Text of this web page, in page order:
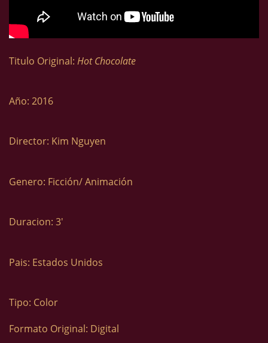
Titulo Original: Hot Chocolate
Año: 2016
Director: Kim Nguyen
Genero: Ficción/ Animación
Duracion: 3′
Pais: Estados Unidos
Tipo: Color
Formato Original: Digital